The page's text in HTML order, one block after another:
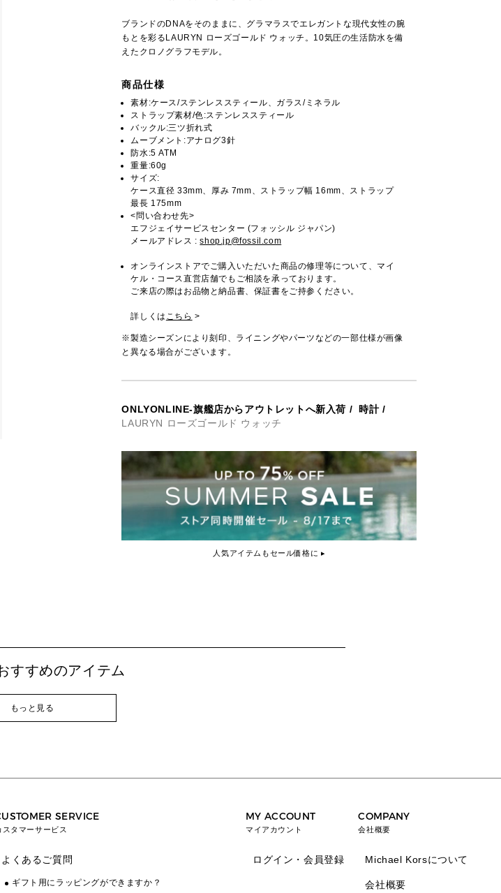
ブランドのDNAをそのままに、グラマラスでエレガントな現代女性の腕
もとを彩るLAURYN ローズゴールド ウォッチ。10気圧の生活防水を備
えたクロノグラフモデル。
商品仕様
素材:ケース/ステンレススティール、ガラス/ミネラル
ストラップ素材/色:ステンレススティール
バックル:三ツ折れ式
ムーブメント:アナログ3針
防水:5 ATM
重量:60g
サイズ:
ケース直径 33mm、厚み 7mm、ストラップ幅 16mm、ストラップ
最長 175mm
<問い合わせ先>
エフジェイサービスセンター (フォッシル ジャパン)
メールアドレス :shop.jp@fossil.com
オンラインストアでご購入いただいた商品の修理等について、マイ
ケル・コース直営店舗でもご相談を承っております。
ご来店の際はお品物と納品書、保証書をご持参ください。
詳しくは こちら >
※製造シーズンにより刻印、ライニングやパーツなどの一部仕様が画像
と異なる場合がございます。
ONLYONLINE-旗艦店からアウトレットへ新入荷 / 時計/
LAURYN ローズゴールド ウォッチ
人気アイテムもセール価格に ▸
すすめのアイテム
もっと見る
SERVICE
スタマーサービス
よくあるご質問
ギフト用にラッピングができますか？
MY ACCOUNT
マイアカウント
ログイン・会員登録
COMPANY
会社概要
Michael Korsについて
会社概要